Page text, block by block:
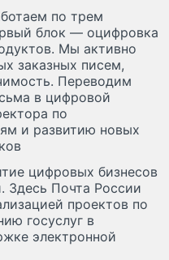
по трем
блок — оцифровка
Мы активно
заказных писем,
Переводим
в цифровой
по
и развитию новых
цифровых бизнесов
Здесь Почта России
проектов по
госуслуг в
электронной